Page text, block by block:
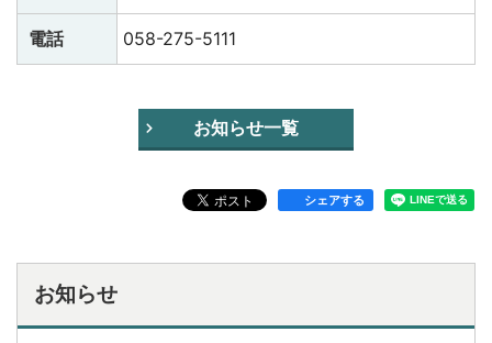
電話 058-275-5111
お知らせ一覧
シェアする
お知らせ